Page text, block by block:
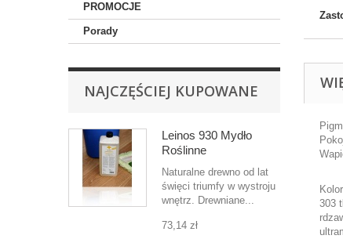
PROMOCJE
Porady
NAJCZĘŚCIEJ KUPOWANE
Leinos 930 Mydło
Roślinne
Naturalne drewno od lat
święci triumfy w wystroju
wnętrz. Drewniane...
73,14 zł
303